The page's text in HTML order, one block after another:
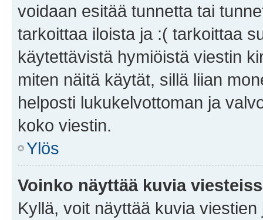
voidaan esitää tunnetta tai
tarkoittaa iloista ja :( tarkoittaa
käytettävistä hymiöistä viestin
miten näitä käytät, sillä liian
helposti lukukelvottoman ja
koko viestin.
Ylös
Voinko näyttää kuvia
Kyllä, voit näyttää kuvia